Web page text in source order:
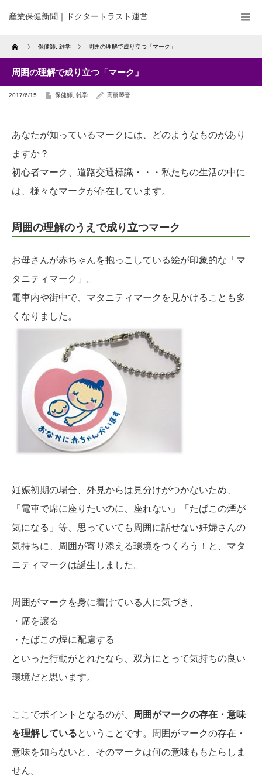
産業保健新聞｜ドクタートラスト運営
Home 保健師 雑学 周囲の理解で成り立つ「マーク」
周囲の理解で成り立つ「マーク」
2017/6/15 保健師 雑学 高橋琴音
あなたが知っているマークには、どのようなものがあり
ますか？
初心者マーク、道路交通標識・・・私たちの生活の中に
は、様々なマークが存在しています。
周囲の理解のうえで成り立つマーク
お母さんが赤ちゃんを抱っこしている絵が印象的な「マ
タニティマーク」。
電車内や街中で、マタニティマークを見かけることも多
くなりました。
妊娠初期の場合、外見からは見分けがつかないため、
「電車で席に座りたいのに、座れない」「たばこの煙が
気になる」等、思っていても周囲に話せない妊婦さんの
気持ちに、周囲が寄り添える環境をつくろう！と、マタ
ニティマークは誕生しました。
周囲がマークを身に着けている人に気づき、
・席を譲る
・たばこの煙に配慮する
といった行動がとれたなら、双方にとって気持ちの良い
環境だと思います。
ここでポイントとなるのが、
周囲がマークの存在・意味
を理解しているということです。周囲がマークの存在・
意味を知らないと、そのマークは何の意味ももたらしま
せん。